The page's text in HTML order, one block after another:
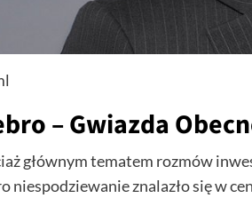
– Gwiazda
głównym tematem rozmów
niespodziewanie znalazło się w